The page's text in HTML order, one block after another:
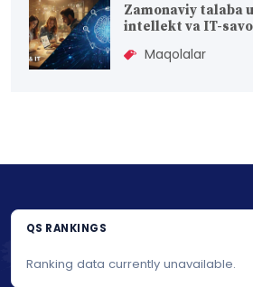
Zamonaviy talaba
intellekt va IT-
Maqolalar
QS RANKINGS
Ranking data currently unavailable.